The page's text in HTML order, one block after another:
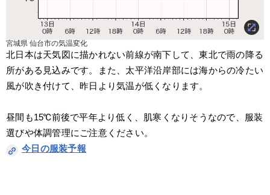
宮城県 仙台市の気温変化
北日本は天気図に描かれない前線が南下して、東北で雨の降る
所がある見込みです。また、太平洋沿岸部には海からの冷たい
風が吹き付けて、昨日より気温が低くなります。
昼間も15℃前後で平年より低く、肌寒くなりそうなので、服装
選びや体調管理にご注意ください。
今日の服装予報